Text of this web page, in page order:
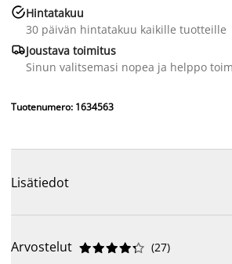
Hintatakuu
30 päivän hintatakuu kaikille tuotteille
Joustava toimitus
Sinun valitsemasi nopea ja helppo
Tuotenumero: 1634563
Lisätiedot
Arvostelut 




 (27)